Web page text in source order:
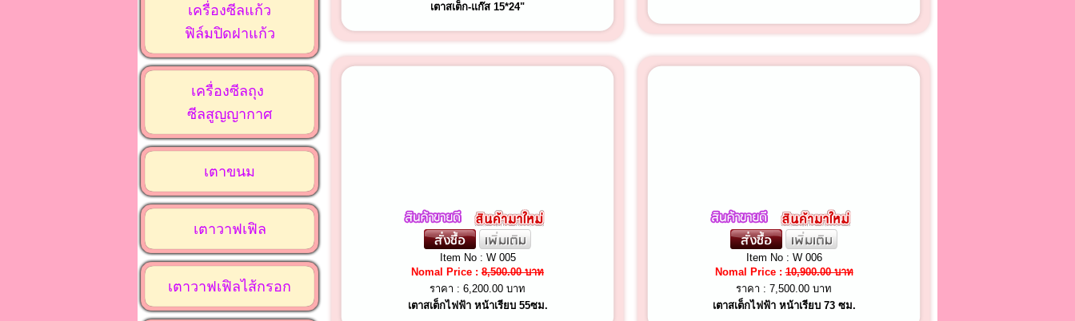
เครื่องซีลแก้ว
ฟิล์มปิดฝาแก้ว
เครื่องซีลถุง
ซีลสูญญากาศ
เตาขนม
เตาวาฟเฟิล
เตาวาฟเฟิลไส้กรอก
เตาสเต็ก-แก๊ส 15*24"
Item No : W 005
Nomal Price : 8,500.00 บาท
ราคา : 6,200.00 บาท
เตาสเต็กไฟฟ้า หน้าเรียบ 55ซม.
Item No : W 006
Nomal Price :10,900.00 บาท
ราคา : 7,500.00 บาท
เตาสเต็กไฟฟ้า หน้าเรียบ 73 ซม.